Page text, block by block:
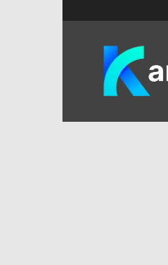
KANS
News